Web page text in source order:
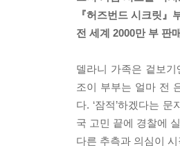
『허즈번드 시크릿
전 세계 2000만 부 판
델라니 가족은 겉보
조이 부부는 얼마 전
다. ‘잠적’하겠다는
국 고민 끝에 경찰에
다른 추측과 의심이